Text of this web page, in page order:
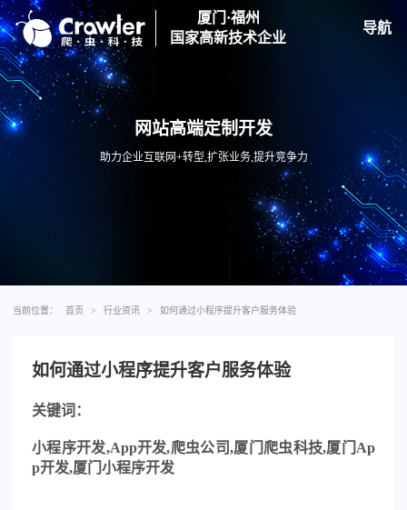
厦门·福州
国家高新技术企业
导航
网站高端定制开发
助力企业互联网+转型,扩张业务,提升竞争力
当前位置： 首页 > 行业资讯 > 如何通过小程序提升客户服务体验
如何通过小程序提升客户服务体验
关键词：
小程序开发,App开发,爬虫公司,厦门爬虫科技,厦门 Ap
p开发,厦门小程序开发